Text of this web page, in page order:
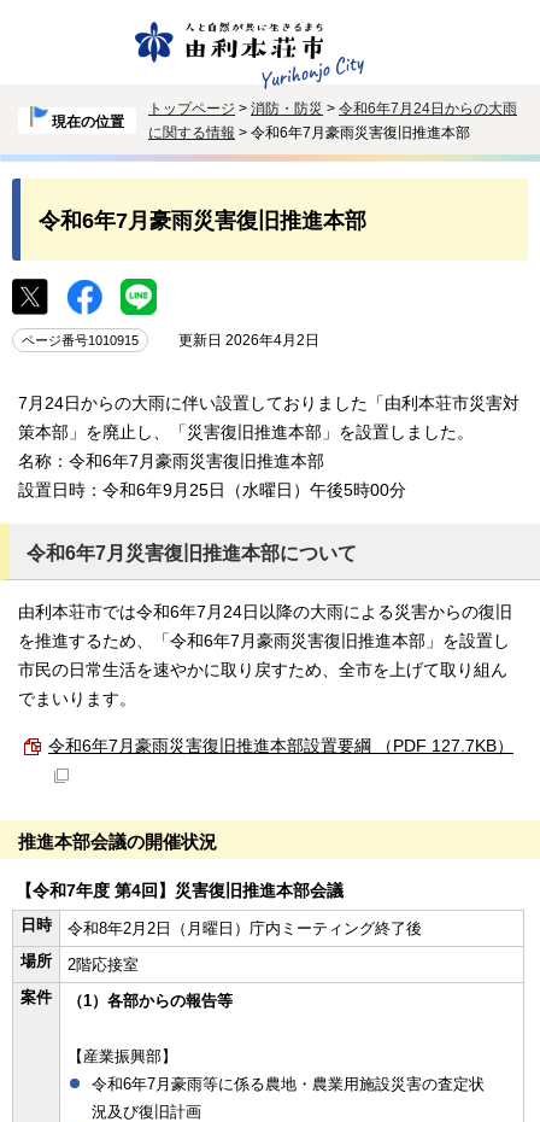
現在の位置
トップページ > 消防・防災 > 令和6年7月24日からの大雨
に関する情報 > 令和6年7月豪雨災害復旧推進本部
令和6年7月豪雨災害復旧推進本部
ページ番号1010915 更新日 2026年4月2日
7月24日からの大雨に伴い設置しておりました「由利本荘市災害対
策本部」を廃止し、「災害復旧推進本部」を設置しました。
名称：令和6年7月豪雨災害復旧推進本部
設置日時：令和6年9月25日（水曜日）午後5時00分
令和6年7月災害復旧推進本部について
由利本荘市では令和6年7月24日以降の大雨による災害からの復旧
を推進するため、「令和6年7月豪雨災害復旧推進本部」を設置し
市民の日常生活を速やかに取り戻すため、全市を上げて取り組ん
でまいります。
令和6年7月豪雨災害復旧推進本部設置要綱 （PDF 127.7KB）
推進本部会議の開催状況
【令和7年度 第4回】災害復旧推進本部会議
日時
令和8年2月2日（月曜日）庁内ミーティング終了後
場所
2階応接室
案件
（1）各部からの報告等
【産業振興部】
令和6年7月豪雨等に係る農地・農業用施設災害の査定状
況及び復旧計画